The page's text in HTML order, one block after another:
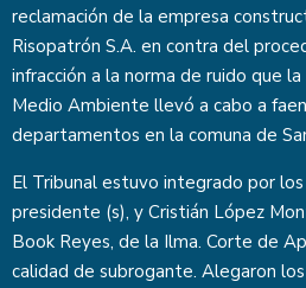
reclamación de la empresa
Risopatrón S.A. en contra del
infracción a la norma de ruido que
Medio Ambiente llevó a cabo a
departamentos en la comuna de
El Tribunal estuvo integrado por
presidente (s), y Cristián López
Book Reyes, de la Ilma. Corte de
calidad de subrogante. Alegaron